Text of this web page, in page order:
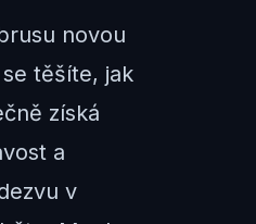
novou
těšíte, jak
získá
a
v